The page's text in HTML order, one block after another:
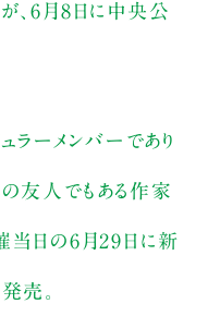
、6月8日に中央公
ュラーメンバーであり
友人でもある作家
当日の6月29日に新
売。